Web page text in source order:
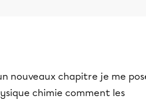
nouveaux chapitre je me
chimie comment les